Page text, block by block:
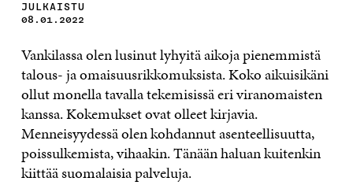
JULKAISTU
08.01.2022
Vankilassa olen lusinut lyhyitä aikoja pienemmistä
talous- ja omaisuusrikkomuksista. Koko aikuisikäni
ollut monella tavalla tekemisissä eri viranomaisten
kanssa. Kokemukset ovat olleet kirjavia.
Menneisyydessä olen kohdannut asenteellisuutta,
poissulkemista, vihaakin. Tänään haluan kuitenkin
kiittää suomalaisia palveluja.